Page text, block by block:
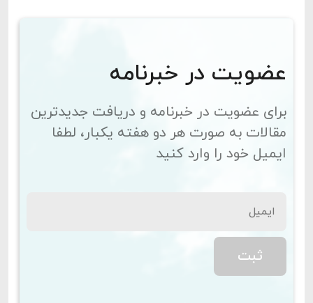
عضویت در خبرنامه
برای عضویت در خبرنامه و دریافت جدیدترین
مقالات به صورت هر دو هفته یکبار، لطفا
ایمیل خود را وارد کنید